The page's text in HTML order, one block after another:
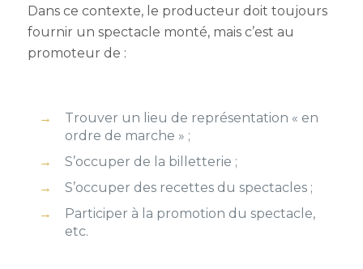
Dans ce contexte, le producteur doit toujours
fournir un spectacle monté, mais c’est au
promoteur de :
Trouver un lieu de représentation « en
ordre de marche » ;
S’occuper de la billetterie ;
S’occuper des recettes du spectacles ;
Participer à la promotion du spectacle,
etc.